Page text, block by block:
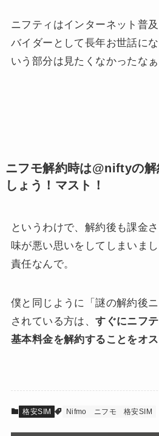
ニフティはインターネット普
バイダーとして長年お世話に
いう部分は見たくなかったなぁ
ニフモ解約時は@niftyの解
しょう！マスト！
というわけで、解約後も課金
味が悪い思いをしてしまいま
責任なんで。
僕と同じように「謎の解約後
されている方は、すぐにニフ
基本料金を解約することをオ
格安SIM Nifmo ニフモ 格安SIM